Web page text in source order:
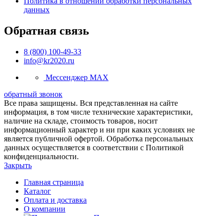
данных
Обратная связь
8 (800) 100-49-33
info@kr2020.ru
Мессенджер MAX
обратный звонок
Все права защищены. Вся представленная на сайте
информация, в том числе технические характеристики,
наличие на складе, стоимость товаров, носит
информационный характер и ни при каких условиях не
является публичной офертой. Обработка персональных
данных осуществляется в соответствии с Политикой
конфиденциальности.
Закрыть
Главная страница
Каталог
Оплата и доставка
О компании